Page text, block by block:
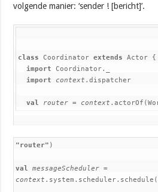
volgende manier: ‘sender ! [bericht]’.
class Coordinator extends Actor {
import Coordinator._
import context .dispatcher
val router = context
"router" )
valmessageScheduler=
context